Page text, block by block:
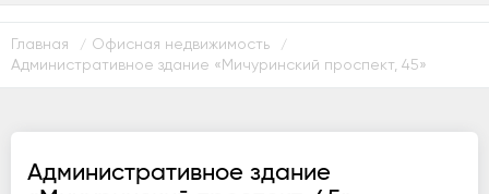
Главная / Офисная недвижимость /
Административное здание «Мичуринский проспект, 45»
Административное здание